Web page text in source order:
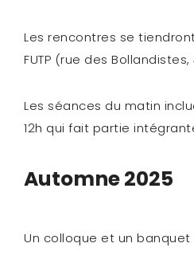
Les rencontres se
FUTP (rue des Bollandistes,
Les séances du matin
12h qui fait partie
Automne 2025
Un colloque et un